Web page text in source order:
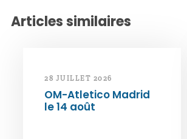
Articles similaires
28 JUILLET 2026
OM-Atletico Madrid
le 14 août